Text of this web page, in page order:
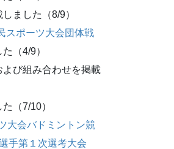
ました（8/9）
スポーツ大会団体戦
（4/9）
よび組み合わせを掲載
（7/10）
大会バドミントン競
手第１次選考大会